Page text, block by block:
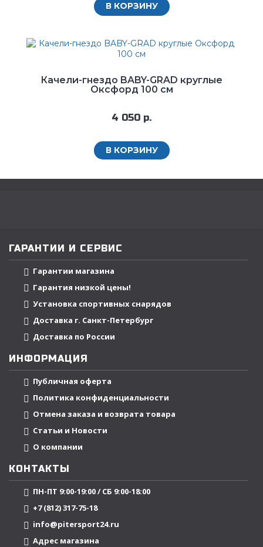
В КОРЗИНУ
Качели-гнездо BABY-GRAD круглые
Оксфорд 100 см
4 050 р.
В КОРЗИНУ
ГАРАНТИИ И СЕРВИС
Гарантии магазина
Гарантия низкой цены!
Установка спортивных снарядов
Доставка г. Санкт-Петербург
Доставка по России
ИНФОРМАЦИЯ
Публичная оферта
Политика конфиденциальности
Отмена заказа и возврата товара
Статьи и Новости
О компании
КОНТАКТЫ
ПН-ПТ 9:00-19:00 / СБ 9:00-18:00
+7 (812) 317-75-18
info@pitersport24.ru
Адрес магазина